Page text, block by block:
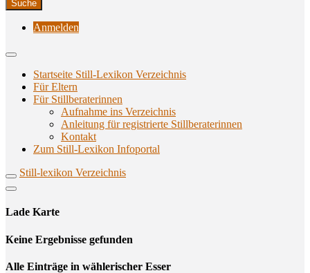
Anmelden
Startseite Still-Lexikon Verzeichnis
Für Eltern
Für Stillberaterinnen
Aufnahme ins Verzeichnis
Anlei­tung für regis­trier­te Stillberaterinnen
Kon­takt
Zum Still-Lexikon Infoportal
Still-lexikon Verzeichnis
Lade Karte
Кeine Ergebnisse gefunden
Alle Einträge in wählerischer Esser